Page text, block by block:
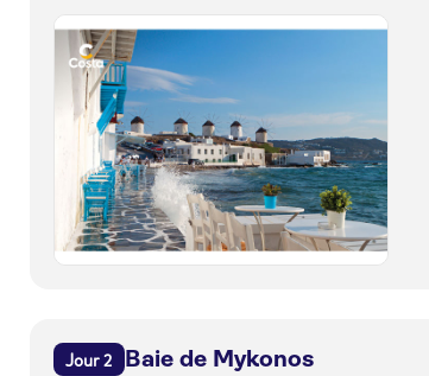
Jour 2 Baie de Mykonos